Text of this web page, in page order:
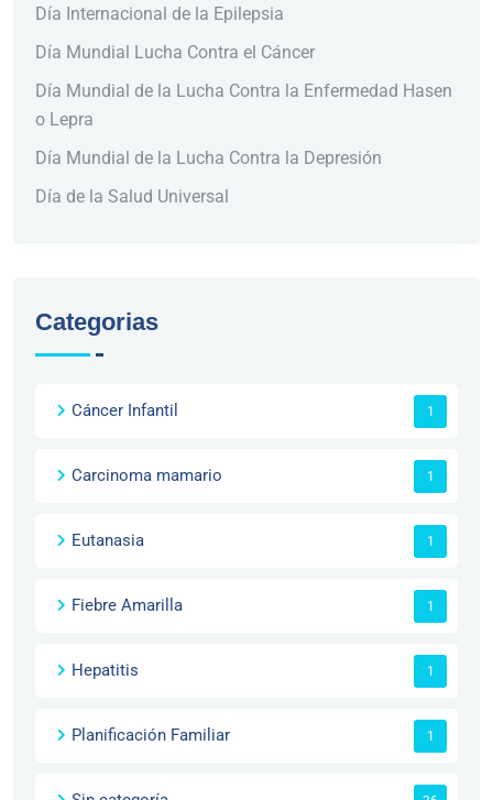
Día Internacional de la Epilepsia
Día Mundial Lucha Contra el Cáncer
Día Mundial de la Lucha Contra la Enfermedad Hasen
o Lepra
Día Mundial de la Lucha Contra la Depresión
Día de la Salud Universal
Categorias
Cáncer Infantil 1
Carcinoma mamario 1
Eutanasia 1
Fiebre Amarilla 1
Hepatitis 1
Planificación Familiar 1